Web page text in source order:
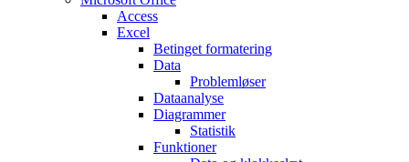
Access
Excel
Betinget formatering
Data
Problemløser
Dataanalyse
Diagrammer
Statistik
Funktioner